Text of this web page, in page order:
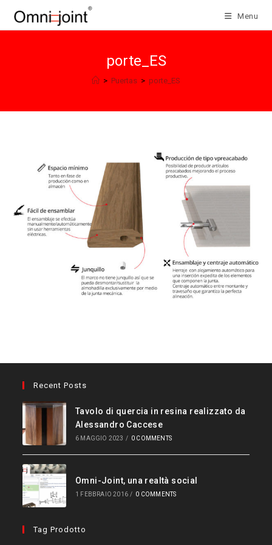
Menu
porte_ES
> Puertas > porte_ES
Recent Posts
Tavolo di quercia in resina realizzato da
Alessandro Caccese
6 MAGGIO 2023 / 0 COMMENTS
Omni-Joint, una realtà social
1 FEBBRAIO 2016 / 0 COMMENTS
Tag Prodotto